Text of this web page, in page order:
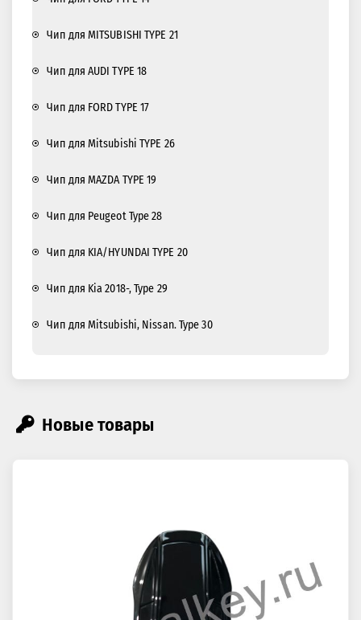
Чип для MITSUBISHI TYPE 21
Чип для AUDI TYPE 18
Чип для FORD TYPE 17
Чип для Mitsubishi TYPE 26
Чип для MAZDA TYPE 19
Чип для Peugeot Type 28
Чип для KIA/HYUNDAI TYPE 20
Чип для Kia 2018-, Type 29
Чип для Mitsubishi, Nissan. Type 30
Новые товары